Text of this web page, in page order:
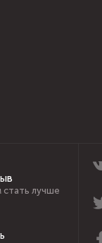
лучше